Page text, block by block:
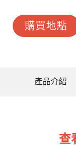
購買地點
產品介紹
查